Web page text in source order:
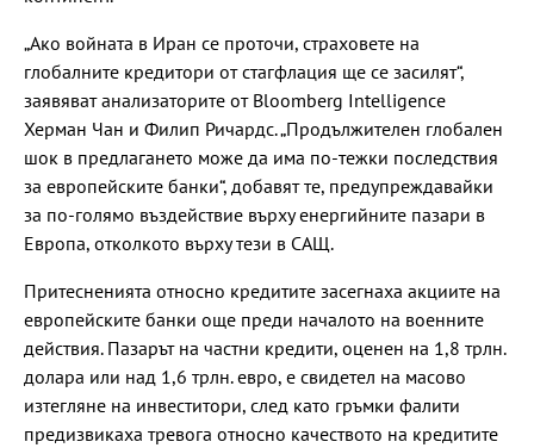
„Ако войната в Иран се проточи, страховете на
глобалните кредитори от стагфлация ще се засилят“,
заявяват анализаторите от Bloomberg Intelligence
Херман Чан и Филип Ричардс. „Продължителен глобален
шок в предлагането може да има по-тежки последствия
за европейските банки“, добавят те, предупреждавайки
за по-голямо въздействие върху енергийните пазари в
Европа, отколкото върху тези в САЩ.
Притесненията относно кредитите засегнаха акциите на
европейските банки още преди началото на военните
действия. Пазарът на частни кредити, оценен на 1,8 трлн.
долара или над 1,6 трлн. евро, е свидетел на масово
изтегляне на инвеститори, след като гръмки фалити
предизвикаха тревога относно качеството на кредитите